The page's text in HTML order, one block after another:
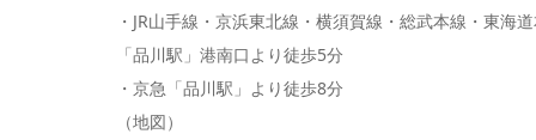
・JR山手線・京浜東北線・横須賀線・総武本線・東海
「品川駅」港南口より徒歩5分
・京急 「品川駅」より徒歩8分
（地図）